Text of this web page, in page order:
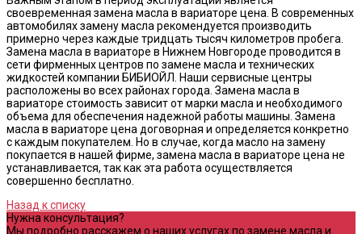
своевременная замена масла в вариаторе цена. В современных
автомобилях замену масла рекомендуется производить
примерно через каждые тридцать тысяч километров пробега.
Замена масла в вариаторе в Нижнем Новгороде проводится в
сети фирменных центров по замене масла и технических
жидкостей компании БИБИОЙЛ. Наши сервисные центры
расположены во всех районах города. Замена масла в
вариаторе стоимость зависит от марки масла и необходимого
объема для обеспечения надежной работы машины. Замена
масла в вариаторе цена договорная и определяется конкретно
с каждым покупателем. Но в случае, когда масло на замену
покупается в нашей фирме, замена масла в вариаторе цена не
устанавливается, так как эта работа осуществляется
совершенно бесплатно.
Назад к списку
Нужна консультация?
Мы подробно расскажем о наших услугах по замене масла и